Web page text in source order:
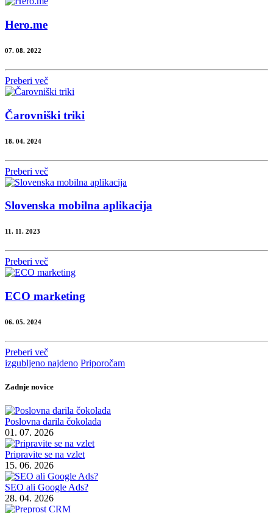
Hero.me
07. 08. 2022
Preberi več
Čarovniški triki
18. 04. 2024
Preberi več
Slovenska mobilna aplikacija
11. 11. 2023
Preberi več
ECO marketing
06. 05. 2024
Preberi več
izgubljeno najdeno Priporočam
Zadnje novice
Poslovna darila čokolada
01. 07. 2026
Pripravite se na vzlet
15. 06. 2026
SEO ali Google Ads?
28. 04. 2026